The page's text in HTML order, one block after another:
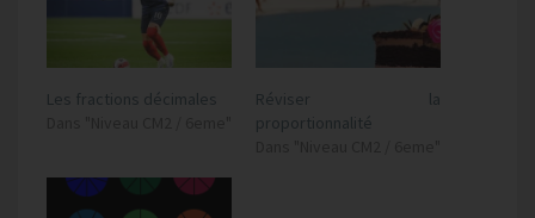
Les fractions décimales
Réviser la
proportionnalité